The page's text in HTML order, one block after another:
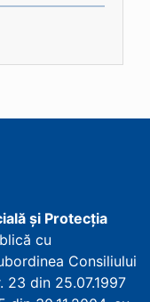
şi Protecţia
cu
Consiliului
23 din 25.07.1997